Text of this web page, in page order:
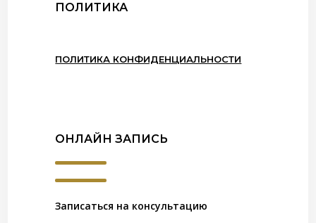
ПОЛИТИКА
ПОЛИТИКА КОНФИДЕНЦИАЛЬНОСТИ
ОНЛАЙН ЗАПИСЬ
Записаться на консультацию